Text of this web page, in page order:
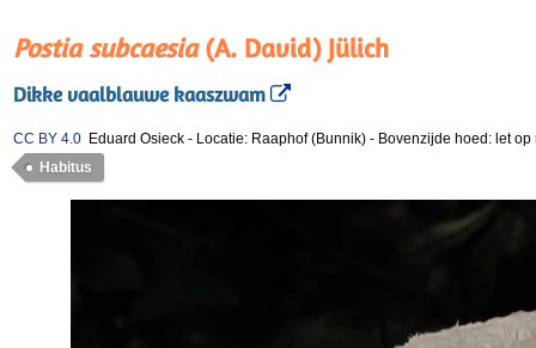
Postia subcaesia(A. David) Jülich
Dikke vaalblauwe kaaszwam
CC BY 4.0 Eduard Osieck - Locatie: Raaphof (Bunnik) - Bovenzijde hoed: let
Habitus